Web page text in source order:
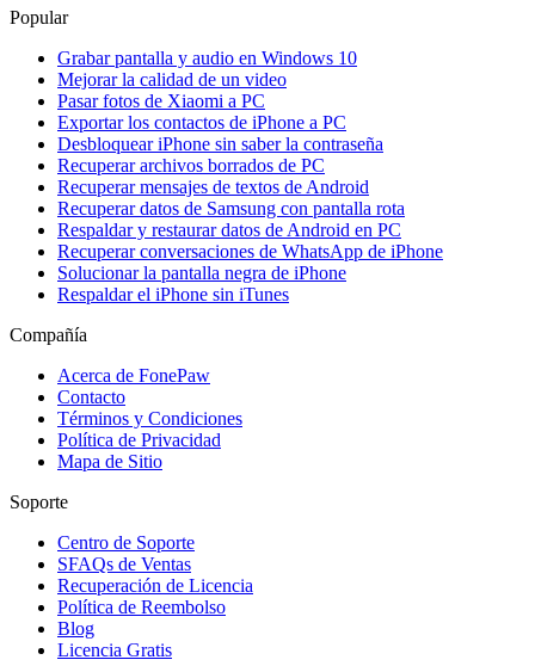
Popular
Grabar pantalla y audio en Windows 10
Mejorar la calidad de un video
Pasar fotos de Xiaomi a PC
Exportar los contactos de iPhone a PC
Desbloquear iPhone sin saber la contraseña
Recuperar archivos borrados de PC
Recuperar mensajes de textos de Android
Recuperar datos de Samsung con pantalla rota
Respaldar y restaurar datos de Android en PC
Recuperar conversaciones de WhatsApp de iPhone
Solucionar la pantalla negra de iPhone
Respaldar el iPhone sin iTunes
Compañía
Acerca de FonePaw
Contacto
Términos y Condiciones
Política de Privacidad
Mapa de Sitio
Soporte
Centro de Soporte
SFAQs de Ventas
Recuperación de Licencia
Política de Reembolso
Blog
Licencia Gratis